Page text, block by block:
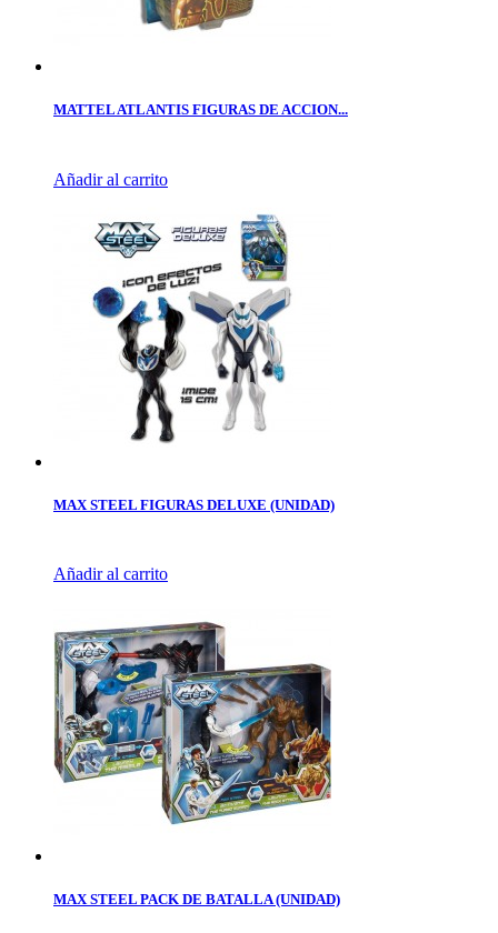
MATTEL ATLANTIS FIGURAS DE ACCION...
Añadir al carrito
MAX STEEL FIGURAS DELUXE (UNIDAD)
Añadir al carrito
MAX STEEL PACK DE BATALLA (UNIDAD)